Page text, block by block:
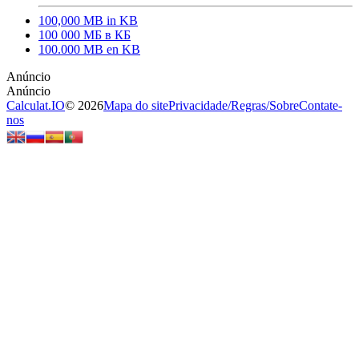
100,000 MB in KB
100 000 МБ в КБ
100.000 MB en KB
Calculat.IO© 2026Mapa do sitePrivacidade/Regras/SobreContate-
nos